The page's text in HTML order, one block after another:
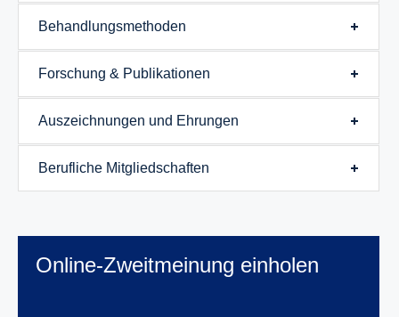
Behandlungsmethoden
Forschung & Publikationen
Auszeichnungen und Ehrungen
Berufliche Mitgliedschaften
Online-Zweitmeinung einholen